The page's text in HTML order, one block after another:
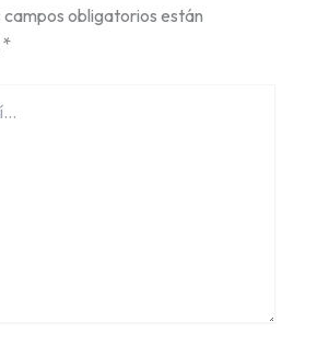
campos obligatorios están
*